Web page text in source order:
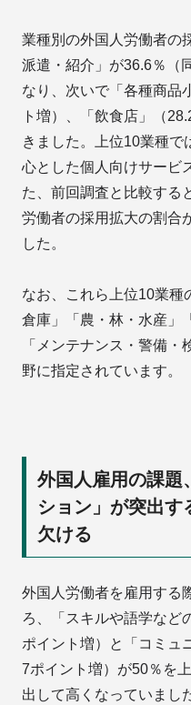
業種別の外国人労働者の
派遣・紹介」が36.6％（
なり、次いで「各種商品
ト増）、「飲食店」（
きました。上位10業種で
心とした個人向けサービ
た、前回調査と比較する
労働者の採用拡大の割合
した。
なお、これら上位10業種
倉庫」「農・林・水産」
「メンテナンス・警備
野に指定されています。
外国人雇用の課題
ション」が突出す
欠ける
外国人労働者を雇用する
ろ、「スキルや語学など
ポイント増）と「コミュ
7ポイント増）が50％を
出して高くなっていまし